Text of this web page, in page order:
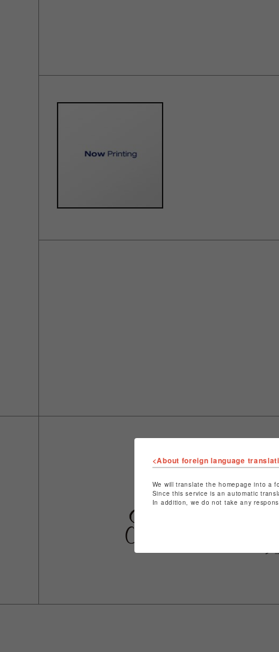
シ
特
<About foreign language
We will translate the homepage into a
Since this service is an automatic
In addition, we do not take any